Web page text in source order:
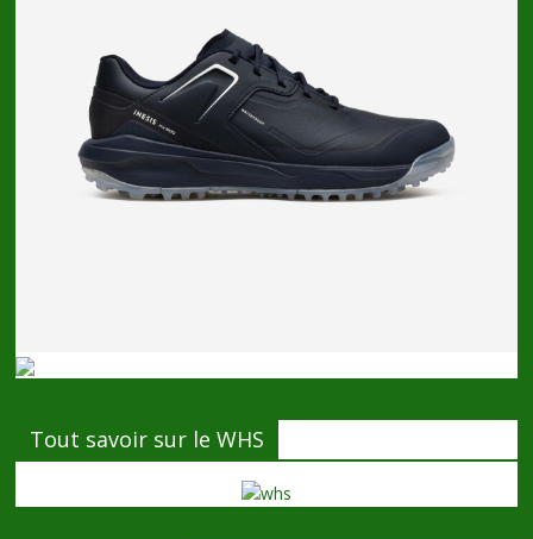
Tout savoir sur le WHS